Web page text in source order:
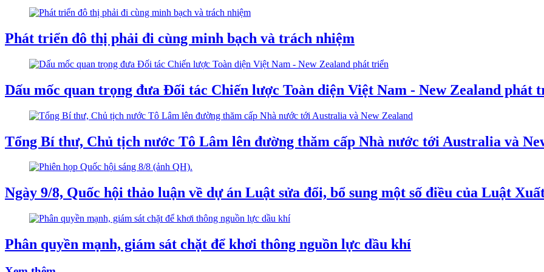
Phát triển đô thị phải đi cùng minh bạch và trách nhiệm
Dấu mốc quan trọng đưa Đối tác Chiến lược Toàn diện Việt Nam - New Zealand phát
Tổng Bí thư, Chủ tịch nước Tô Lâm lên đường thăm cấp Nhà nước tới Australia và
Ngày 9/8, Quốc hội thảo luận về dự án Luật sửa đổi, bổ sung một số điều của Luật
Phân quyền mạnh, giám sát chặt để khơi thông nguồn lực dầu khí